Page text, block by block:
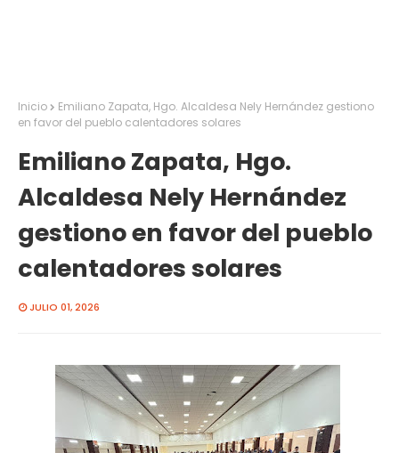
Inicio
Emiliano Zapata, Hgo. Alcaldesa Nely Hernández gestiono
en favor del pueblo calentadores solares
Emiliano Zapata, Hgo.
Alcaldesa Nely Hernández
gestiono en favor del pueblo
calentadores solares
JULIO 01, 2026